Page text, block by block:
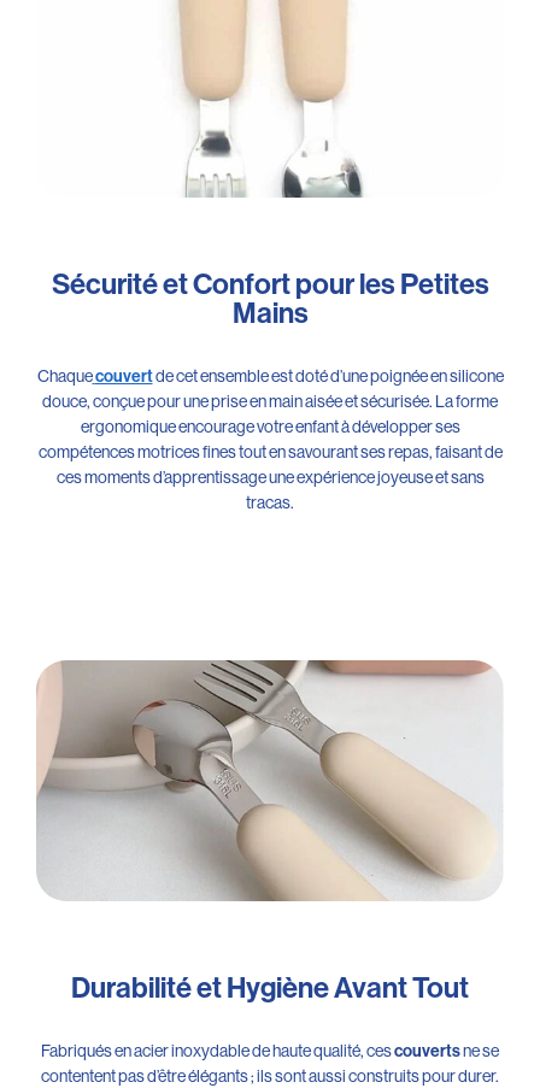
Sécurité et Confort pour les Petites
Mains
Chaquecouvertde cet ensemble est doté d’une poignée en silicone
douce, conçue pour une prise en main aisée et sécurisée. La forme
ergonomique encourage votre enfant à développer ses
compétences motrices fines tout en savourant ses repas, faisant de
ces moments d’apprentissage une expérience joyeuse et sans
tracas.
Durabilité et Hygiène Avant Tout
Fabriqués en acier inoxydable de haute qualité, cescouvertsne se
contentent pas d’être élégants ; ils sont aussi construits pour durer.